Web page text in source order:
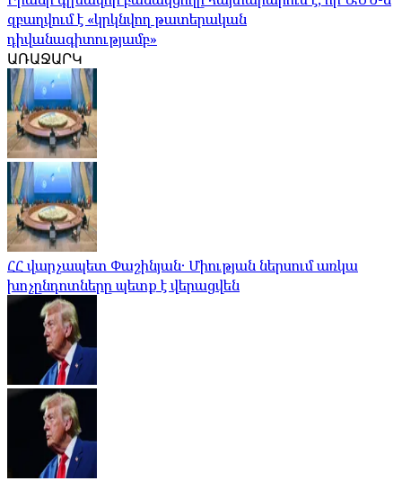
զբաղվում է «կրկնվող թատերական
դիվանագիտությամբ»
ԱՌԱՋԱՐԿ
ՀՀ վարչապետ Փաշինյան․ Միության ներսում առկա
խոչընդոտները պետք է վերացվեն